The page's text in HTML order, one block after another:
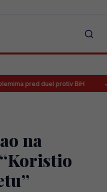
duel protiv BiH Strijelac
na